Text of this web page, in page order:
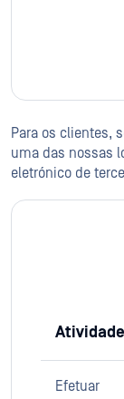
Para os clientes,
uma das nossas
eletrónico de
Atividade
Efetuar